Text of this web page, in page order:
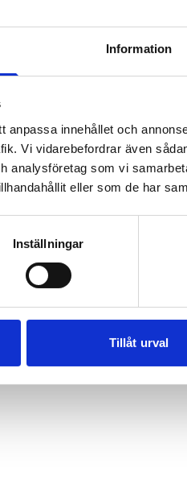
Information
anpassa innehållet och
Vi vidarebefordrar även
analysföretag som vi
eller som de har
Inställningar
Tillåt urval